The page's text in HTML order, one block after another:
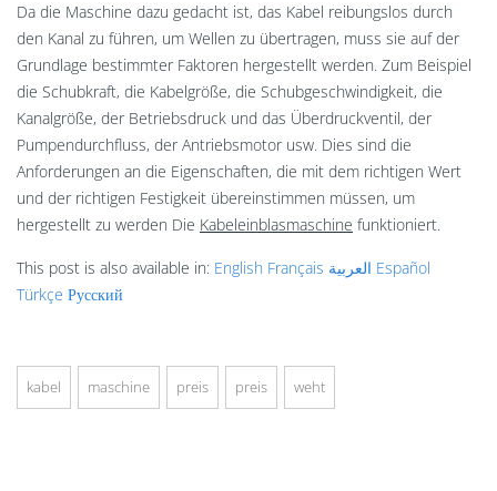
Da die Maschine dazu gedacht ist, das Kabel reibungslos durch
den Kanal zu führen, um Wellen zu übertragen, muss sie auf der
Grundlage bestimmter Faktoren hergestellt werden. Zum Beispiel
die Schubkraft, die Kabelgröße, die Schubgeschwindigkeit, die
Kanalgröße, der Betriebsdruck und das Überdruckventil, der
Pumpendurchfluss, der Antriebsmotor usw. Dies sind die
Anforderungen an die Eigenschaften, die mit dem richtigen Wert
und der richtigen Festigkeit übereinstimmen müssen, um
hergestellt zu werden Die Kabeleinblasmaschine funktioniert.
This post is also available in: English Français العربية Español
Türkçe Русский
kabel maschine preis preis weht